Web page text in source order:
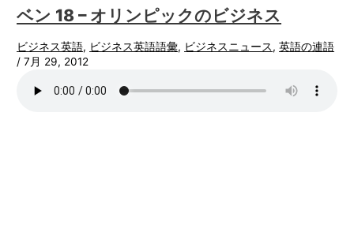
ベン 18 – オリンピックのビジネス
ビジネス英語, ビジネス英語語彙, ビジネスニュース,英語の連語
/7月 29, 2012